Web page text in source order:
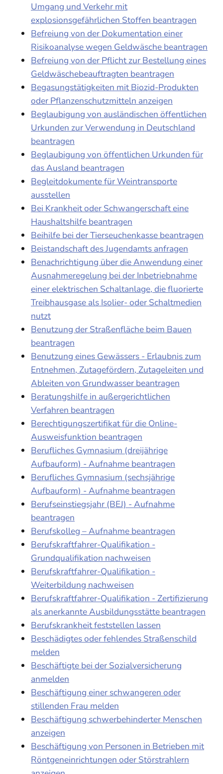
Umgang und Verkehr mit
explosionsgefährlichen Stoffen beantragen
Befreiung von der Dokumentation einer
Risikoanalyse wegen Geldwäsche beantragen
Befreiung von der Pflicht zur Bestellung eines
Geldwäschebeauftragten beantragen
Begasungstätigkeiten mit Biozid-Produkten
oder Pflanzenschutzmitteln anzeigen
Beglaubigung von ausländischen öffentlichen
Urkunden zur Verwendung in Deutschland
beantragen
Beglaubigung von öffentlichen Urkunden für
das Ausland beantragen
Begleitdokumente für Weintransporte
ausstellen
Bei Krankheit oder Schwangerschaft eine
Haushaltshilfe beantragen
Beihilfe bei der Tierseuchenkasse beantragen
Beistandschaft des Jugendamts anfragen
Benachrichtigung über die Anwendung einer
Ausnahmeregelung bei der Inbetriebnahme
einer elektrischen Schaltanlage, die fluorierte
Treibhausgase als Isolier- oder Schaltmedien
nutzt
Benutzung der Straßenfläche beim Bauen
beantragen
Benutzung eines Gewässers - Erlaubnis zum
Entnehmen, Zutagefördern, Zutageleiten und
Ableiten von Grundwasser beantragen
Beratungshilfe in außergerichtlichen
Verfahren beantragen
Berechtigungszertifikat für die Online-
Ausweisfunktion beantragen
Berufliches Gymnasium (dreijährige
Aufbauform) - Aufnahme beantragen
Berufliches Gymnasium (sechsjährige
Aufbauform) - Aufnahme beantragen
Berufseinstiegsjahr (BEJ) - Aufnahme
beantragen
Berufskolleg – Aufnahme beantragen
Berufskraftfahrer-Qualifikation -
Grundqualifikation nachweisen
Berufskraftfahrer-Qualifikation -
Weiterbildung nachweisen
Berufskraftfahrer-Qualifikation - Zertifizierung
als anerkannte Ausbildungsstätte beantragen
Berufskrankheit feststellen lassen
Beschädigtes oder fehlendes Straßenschild
melden
Beschäftigte bei der Sozialversicherung
anmelden
Beschäftigung einer schwangeren oder
stillenden Frau melden
Beschäftigung schwerbehinderter Menschen
anzeigen
Beschäftigung von Personen in Betrieben mit
Röntgeneinrichtungen oder Störstrahlern